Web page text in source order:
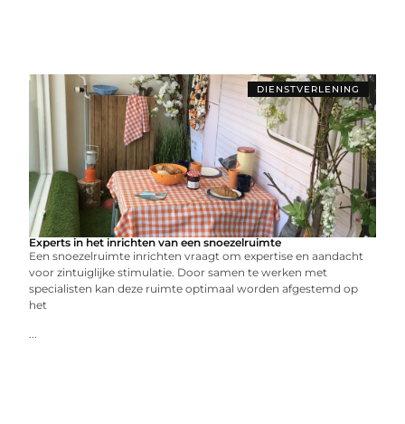
DIENSTVERLENING
Experts in het inrichten van een snoezelruimte
Een snoezelruimte inrichten vraagt om expertise en aandacht
voor zintuiglijke stimulatie. Door samen te werken met
specialisten kan deze ruimte optimaal worden afgestemd op
het
...